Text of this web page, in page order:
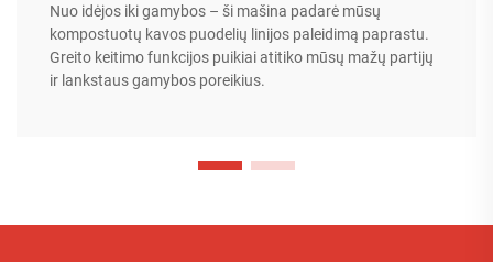
Nuo idėjos iki gamybos – ši mašina padarė mūsų
kompostuotų kavos puodelių linijos paleidimą paprastu.
Greito keitimo funkcijos puikiai atitiko mūsų mažų partijų
ir lankstaus gamybos poreikius.